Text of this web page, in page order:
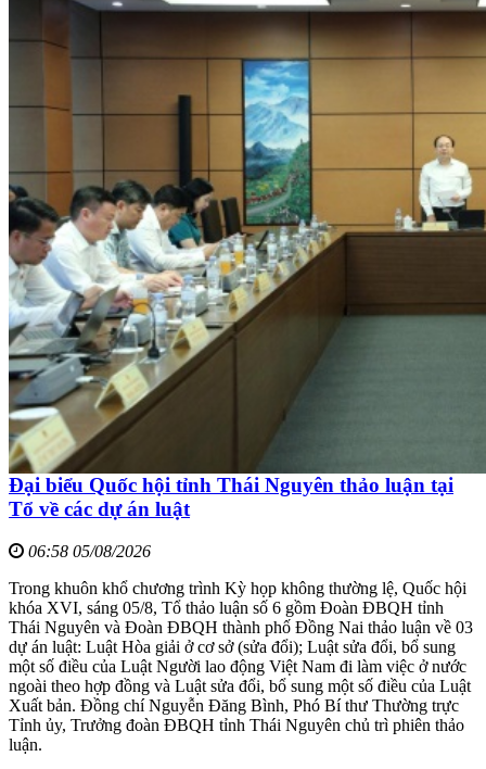
Đại biểu Quốc hội tỉnh Thái Nguyên thảo luận tại
Tổ về các dự án luật
06:58 05/08/2026
Trong khuôn khổ chương trình Kỳ họp không thường lệ, Quốc hội
khóa XVI, sáng 05/8, Tổ thảo luận số 6 gồm Đoàn ĐBQH tỉnh
Thái Nguyên và Đoàn ĐBQH thành phố Đồng Nai thảo luận về 03
dự án luật: Luật Hòa giải ở cơ sở (sửa đổi); Luật sửa đổi, bổ sung
một số điều của Luật Người lao động Việt Nam đi làm việc ở nước
ngoài theo hợp đồng và Luật sửa đổi, bổ sung một số điều của Luật
Xuất bản. Đồng chí Nguyễn Đăng Bình, Phó Bí thư Thường trực
Tỉnh ủy, Trưởng đoàn ĐBQH tỉnh Thái Nguyên chủ trì phiên thảo
luận.